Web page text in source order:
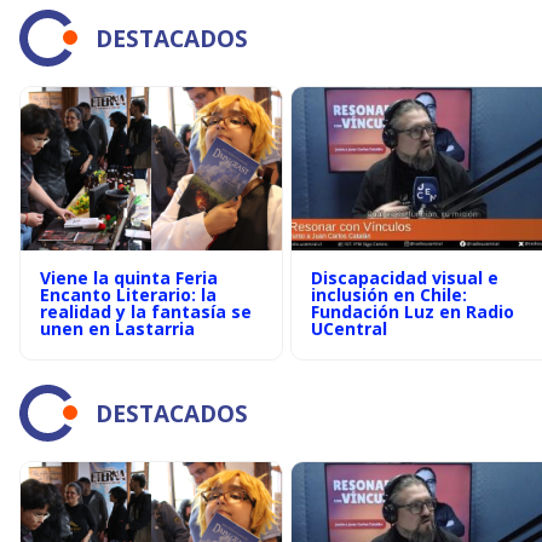
DESTACADOS
Viene la quinta Feria
Encanto Literario: la
realidad y la fantasía se
unen en Lastarria
Discapacidad visual e
inclusión en Chile:
Fundación Luz en Radio
UCentral
DESTACADOS